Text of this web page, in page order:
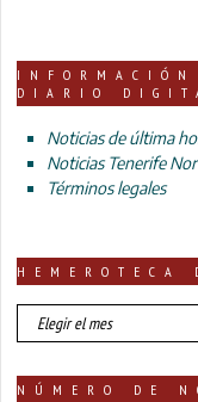
DIARIO
Noticias de última
Noticias Tenerife
Términos legales
HEMEROTECA
HEMEROTECA
DE
NÚMERO DE